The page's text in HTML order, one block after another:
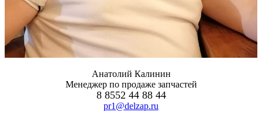
Анатолий Калинин
Менеджер по продаже запчастей
8 8552 44 88 44
pr1@delzap.ru